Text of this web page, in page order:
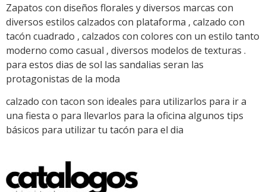
Zapatos con diseños florales y diversos marcas con
diversos estilos calzados con plataforma , calzado con
tacón cuadrado , calzados con colores con un estilo tanto
moderno como casual , diversos modelos de texturas .
para estos dias de sol las sandalias seran las
protagonistas de la moda
calzado con tacon son ideales para utilizarlos para ir a
una fiesta o para llevarlos para la oficina algunos tips
básicos para utilizar tu tacón para el dia